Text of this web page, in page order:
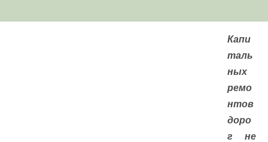
Капи
таль
ных
ремо
нтов
доро
г не